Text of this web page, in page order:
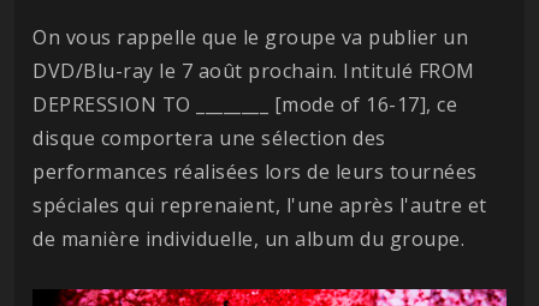
On vous rappelle que le groupe va publier un
DVD/Blu-ray le 7 août prochain. Intitulé FROM
DEPRESSION TO ________ [mode of 16-17], ce
disque comportera une sélection des
performances réalisées lors de leurs tournées
spéciales qui reprenaient, l'une après l'autre et
de manière individuelle, un album du groupe.